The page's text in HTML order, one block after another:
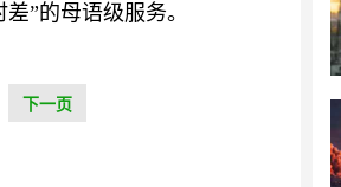
”的母语级服务。
下一页